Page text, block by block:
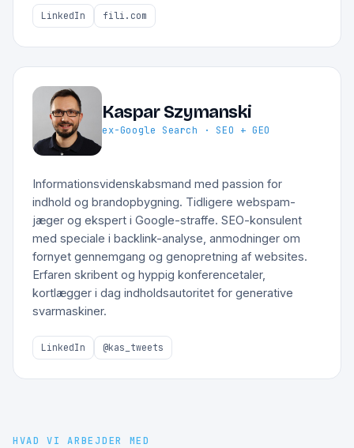
LinkedIn fili.com
Kaspar Szymanski
ex-Google Search · SEO + GEO
Informationsvidenskabsmand med passion for
indhold og brandopbygning. Tidligere webspam-
jæger og ekspert i Google-straffe. SEO-konsulent
med speciale i backlink-analyse, anmodninger om
fornyet gennemgang og genopretning af websites.
Erfaren skribent og hyppig konferencetaler,
kortlægger i dag indholdsautoritet for generative
svarmaskiner.
LinkedIn @kas_tweets
HVAD VI ARBEJDER MED